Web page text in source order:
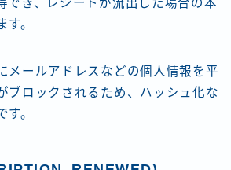
でき、レシートが流出した場合の本
。
メールアドレスなどの個人情報を平
ブロックされるため、ハッシュ化な
。